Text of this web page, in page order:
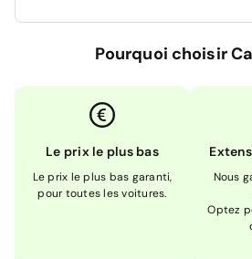
Pourquoi choisir
Le prix le plus bas
Le prix le plus bas garanti,
pour toutes les voitures.
Nous
Optez